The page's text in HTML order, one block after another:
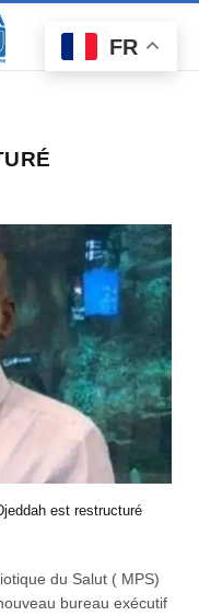
est restructuré
du Salut ( MPS)
bureau exécutif
FR